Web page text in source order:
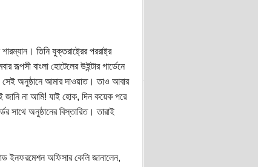
তিনি যুক্তরাষ্ট্রের পররাষ্ট্র
রূপসী বাংলা হোটেলের উইন্টার গার্ডেনে
সেই অনুষ্ঠানে আমার দাওয়াত। তাও আবার
জানি না আমি! যাই হোক, দিন কয়েক পরে
সাথে অনুষ্ঠানের বিস্তারিত। তারাই
ইনফরমেশন অফিসার কেলি জানালেন,